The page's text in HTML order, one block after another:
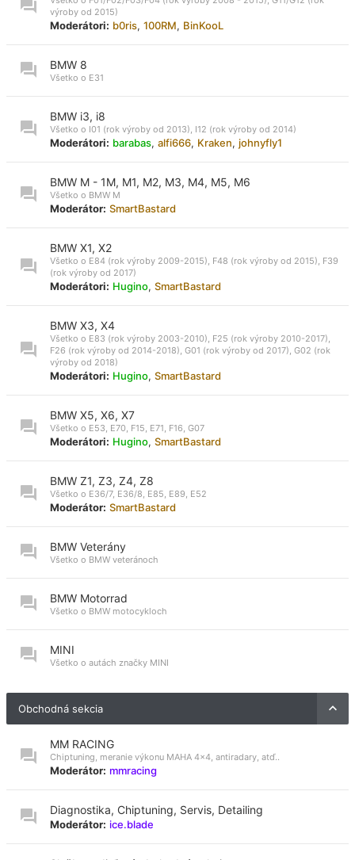
výroby od 2015)
Moderátori: b0ris, 100RM, BinKooL
BMW 8
Všetko o E31
BMW i3, i8
Všetko o I01 (rok výroby od 2013), I12 (rok výroby od 2014)
Moderátori: barabas, alfi666, Kraken, johnyfly1
BMW M - 1M, M1, M2, M3, M4, M5, M6
Všetko o BMW M
Moderátor: SmartBastard
BMW X1, X2
Všetko o E84 (rok výroby 2009-2015), F48 (rok výroby od 2015), F39
(rok výroby od 2017)
Moderátori: Hugino, SmartBastard
BMW X3, X4
Všetko o E83 (rok výroby 2003-2010), F25 (rok výroby 2010-2017),
F26 (rok výroby od 2014-2018), G01 (rok výroby od 2017), G02 (rok
výroby od 2018)
Moderátori: Hugino, SmartBastard
BMW X5, X6, X7
Všetko o E53, E70, F15, E71, F16, G07
Moderátori: Hugino, SmartBastard
BMW Z1, Z3, Z4, Z8
Všetko o E36/7, E36/8, E85, E89, E52
Moderátor: SmartBastard
BMW Veterány
Všetko o BMW veteránoch
BMW Motorrad
Všetko o BMW motocykloch
MINI
Všetko o autách značky MINI
Obchodná sekcia
MM RACING
Chiptuning, meranie výkonu MAHA 4x4, antiradary, atď..
Moderátor: mmracing
Diagnostika, Chiptuning, Servis, Detailing
Moderátor: ice.blade